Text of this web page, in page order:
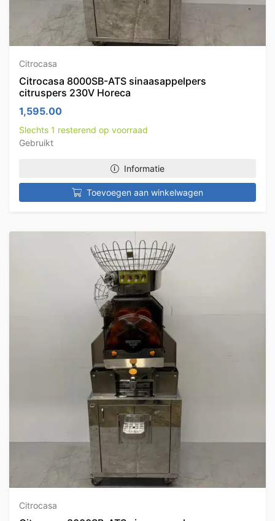
Citrocasa
Citrocasa 8000SB-ATS sinaasappelpers
citruspers 230V Horeca
1,595.00
Slechts 1 resterend op voorraad
Gebruikt
Informatie
Toevoegen aan winkelwagen
Citrocasa